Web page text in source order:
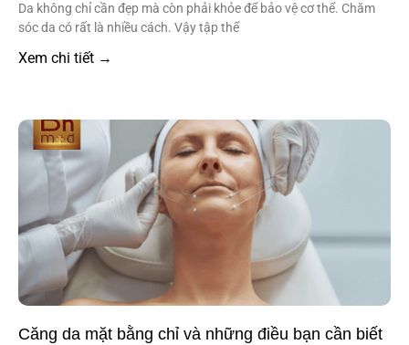
Da không chỉ cần đẹp mà còn phải khỏe để bảo vệ cơ thể. Chăm
sóc da có rất là nhiều cách. Vậy tập thể
Xem chi tiết →
Căng da mặt bằng chỉ và những điều bạn cần biết